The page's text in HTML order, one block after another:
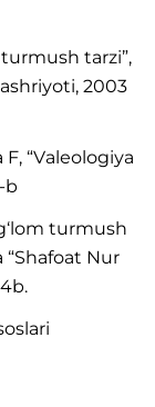
turmush tаrzi”,
2003
“Vаlеоlоgiуа
b
turmush
“Shаfоаt Nur